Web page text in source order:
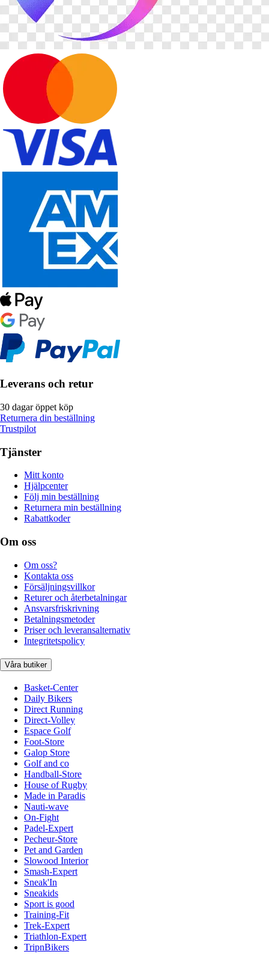
Leverans och retur
30 dagar öppet köp
Returnera din beställning
Trustpilot
Tjänster
Mitt konto
Hjälpcenter
Följ min beställning
Returnera min beställning
Rabattkoder
Om oss
Om oss?
Kontakta oss
Försäljningsvillkor
Returer och återbetalningar
Ansvarsfriskrivning
Betalningsmetoder
Priser och leveransalternativ
Integritetspolicy
Våra butiker
Basket-Center
Daily Bikers
Direct Running
Direct-Volley
Espace Golf
Foot-Store
Galop Store
Golf and co
Handball-Store
House of Rugby
Made in Paradis
Nauti-wave
On-Fight
Padel-Expert
Pecheur-Store
Pet and Garden
Slowood Interior
Smash-Expert
Sneak'In
Sneakids
Sport is good
Training-Fit
Trek-Expert
Triathlon-Expert
TripnBikers